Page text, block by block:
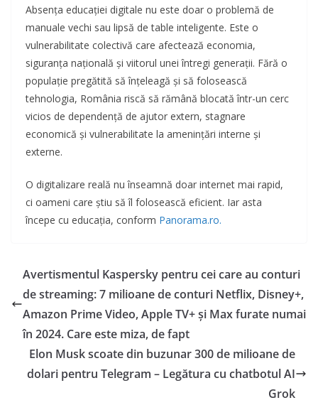
Absența educației digitale nu este doar o problemă de
manuale vechi sau lipsă de table inteligente. Este o
vulnerabilitate colectivă care afectează economia,
siguranța națională și viitorul unei întregi generații. Fără o
populație pregătită să înțeleagă și să folosească
tehnologia, România riscă să rămână blocată într-un cerc
vicios de dependență de ajutor extern, stagnare
economică și vulnerabilitate la amenințări interne și
externe.
O digitalizare reală nu înseamnă doar internet mai rapid,
ci oameni care știu să îl folosească eficient. Iar asta
începe cu educația, conform Panorama.ro.
Avertismentul Kaspersky pentru cei care au conturi
de streaming: 7 milioane de conturi Netflix, Disney+,
Amazon Prime Video, Apple TV+ și Max furate numai
în 2024. Care este miza, de fapt
Elon Musk scoate din buzunar 300 de milioane de
dolari pentru Telegram – Legătura cu chatbotul AI
Grok